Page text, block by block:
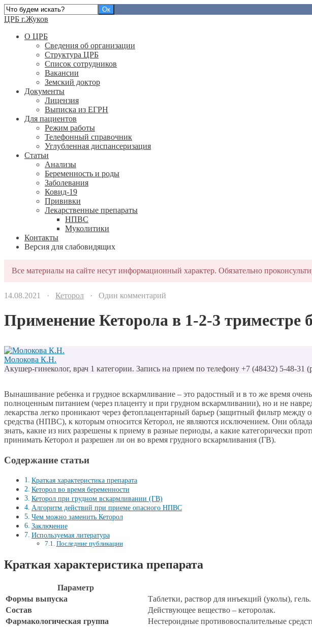
ЦРБ г.Жуков
О ЦРБ
Сведения об организации
Структура ЦРБ
Список сотрудников
Вакансии
Земский доктор
Документы
Лицензия
Выписка из ЕГРН
Для пациентов
Режим работы
Телефонный справочник
Углубленная диспансеризация
Статьи
Анализы
Беременность и роды
Заболевания
Ковид-19
Прививки
Лекарственные препараты
НПВС
Муколитики
Контакты
Версия для слабовидящих
Все материалы на сайте несут информационный характер. Обязательно
14.08.2021 · Кеторол · Один комментарий
Применение Кеторола в 1-2-3 триместре
Молокова К.Н.
Акушер-гинеколог, врач 1 категории. Запись на прием по телефону +7 (48432) 5-48-31
Вынашивание ребенка и грудное вскармливание – это радостный и в то же время
полноценным питанием (через плаценту и при грудном вскармливании), но и не
лекарства легко проникают через фетоплацентарный барьер (защитный фильтр
средства (НПВС), к которым относится Кеторол, не являются исключением. Они
знать, какие из них разрешены к приему в разные периоды, а какие категорически
принимать Кеторол и разрешен ли он во время грудного вскармливания (ГВ).
Содержание статьи
Краткая характеристика препарата
Кеторол во время беременности
Кеторол при грудном вскармливании (ГВ)
Алгоритм действий при приеме опасного НПВС
Чем можно заменить Кеторол
Заключение
Используемая литература
Последние публикации
Краткая характеристика препарата
Параметр
Формы выпуска
Таблетки, раствор для инъекций (уколы), гель.
Состав
Действующее вещество – кеторолак.
Фармакологическая группа
Нестероидные противовоспалительные